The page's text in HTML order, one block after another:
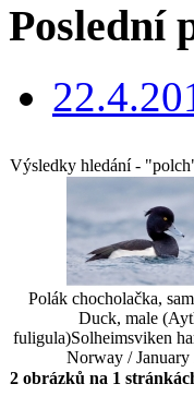
Poslední
Výsledky hledání -
Polák chocholačka,
Duck, male
fuligula)Solheimsviken
Norway / January
2 obrázků na 1